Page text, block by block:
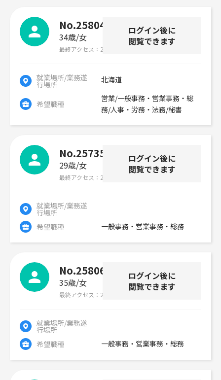
No.258046
34歳 女
最終アクセス 2026年07月30日
就業場所/業務遂
行場所 北海道
希望職種
営業/一般事務・営業事務・総
務/人事・労務・法務/秘書
ログイン後に
閲覧できます
No.257357
29歳 女
最終アクセス 2026年07月30日
就業場所/業務遂
行場所
希望職種
一般事務・営業事務・総務
ログイン後に
閲覧できます
No.258060
35歳 女
最終アクセス 2026年07月30日
就業場所/業務遂
行場所
希望職種
一般事務・営業事務・総務
ログイン後に
閲覧できます